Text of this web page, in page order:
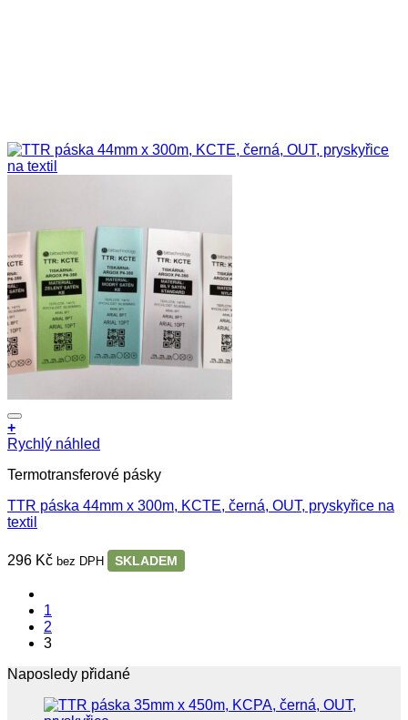
+
Rychlý náhled
Termotransferové pásky
TTR páska 44mm x 300m, KCTE, černá, OUT, pryskyřice na
textil
296 Kč bez DPH SKLADEM
1
2
3
Naposledy přidané